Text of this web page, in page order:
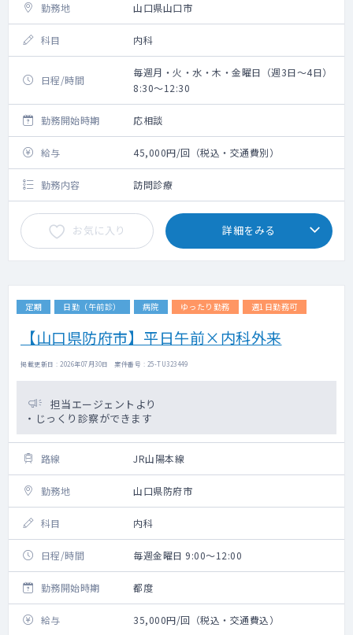
勤務地 山口県山口市
科目 内科
日程/時間
毎週月・火・水・木・金曜日（週3日～4日）
8:30～12:30
勤務開始時期 応相談
給与 45,000円/回（税込・交通費別）
勤務内容 訪問診療
お気に入り 詳細をみる
定期 日勤（午前診） 病院 ゆったり勤務 週1日勤務可
【山口県防府市】平日午前×内科外来
掲載更新日 : 2026年07月30日 案件番号 : 25-TU323449
担当エージェントより
・じっくり診察ができます
路線 JR山陽本線
勤務地 山口県防府市
科目 内科
日程/時間 毎週金曜日 9:00～12:00
勤務開始時期 都度
給与 35,000円/回（税込・交通費込）